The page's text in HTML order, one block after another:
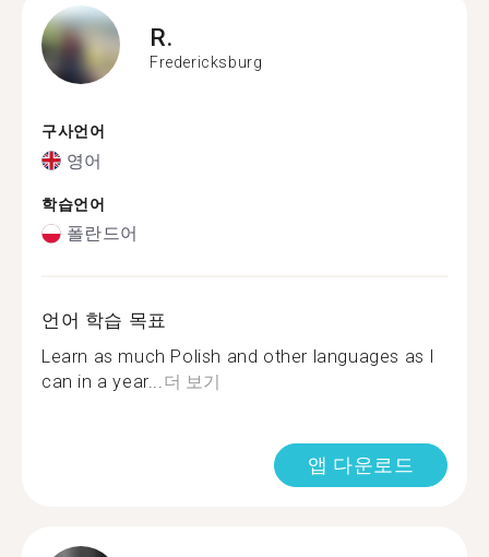
R.
Fredericksburg
구사언어
영어
학습언어
폴란드어
언어 학습 목표
Learn as much Polish and other languages as I
can in a year...더 보기
앱 다운로드